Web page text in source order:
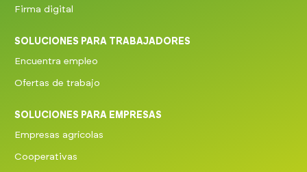
Firma digital
SOLUCIONES PARA TRABAJADORES
Encuentra empleo
Ofertas de trabajo
SOLUCIONES PARA EMPRESAS
Empresas agrícolas
Cooperativas